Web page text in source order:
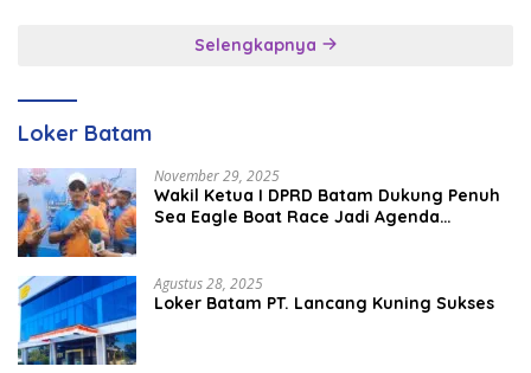
Selengkapnya
Loker Batam
November 29, 2025
Wakil Ketua I DPRD Batam Dukung Penuh
Sea Eagle Boat Race Jadi Agenda
Agustus 28, 2025
Loker Batam PT. Lancang Kuning Sukses